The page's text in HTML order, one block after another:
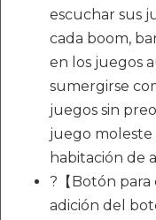
escuchar sus
cada boom,
en los juegos
sumergirse
juegos sin
juego moleste
habitación de
?【Botón
adición del